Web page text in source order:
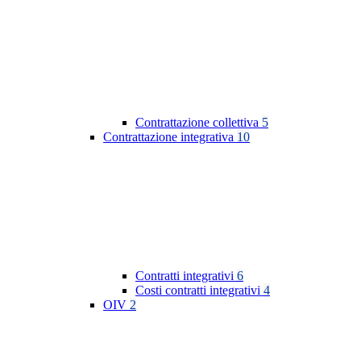
Contrattazione collettiva 5
Contrattazione integrativa 10
Contratti integrativi 6
Costi contratti integrativi 4
OIV 2